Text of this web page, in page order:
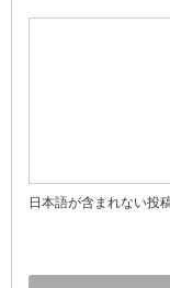
日本語が含まれない投